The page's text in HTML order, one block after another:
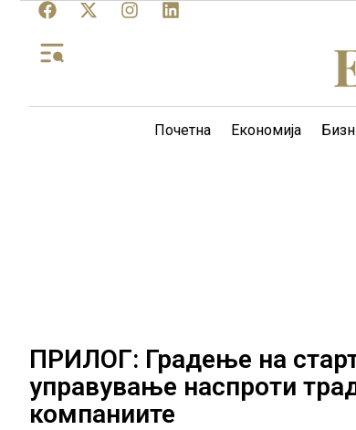
Почетна Економија
ПРИЛОГ: Градење на
управување наспроти
компаниите